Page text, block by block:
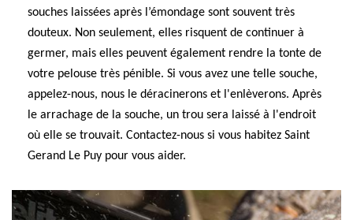
souches laissées après l’émondage sont souvent très
douteux. Non seulement, elles risquent de continuer à
germer, mais elles peuvent également rendre la tonte de
votre pelouse très pénible. Si vous avez une telle souche,
appelez-nous, nous le déracinerons et l'enlèverons. Après
le arrachage de la souche, un trou sera laissé à l'endroit
où elle se trouvait. Contactez-nous si vous habitez Saint
Gerand Le Puy pour vous aider.